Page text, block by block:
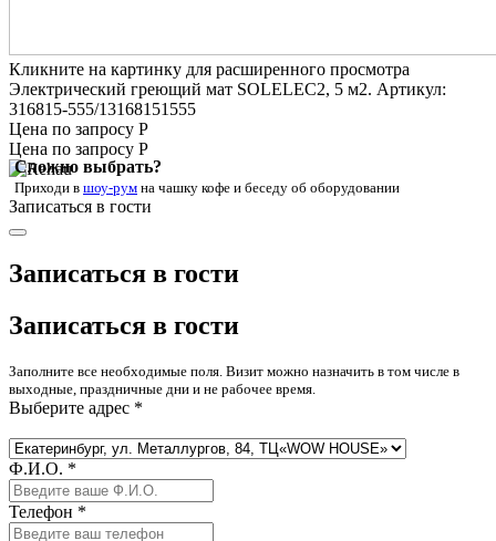
Кликните на картинку для расширенного просмотра
Электрический греющий мат SOLELEC2, 5 м2. Артикул:
316815-555/13168151555
Цена по запросу Р
Цена по запросу Р
Сложно выбрать?
Приходи в шоу-рум на чашку кофе и беседу об оборудовании
Записаться в гости
Записаться в гости
Записаться в гости
Заполните все необходимые поля. Визит можно назначить в том числе в
выходные, праздничные дни и не рабочее время.
Выберите адрес *
Ф.И.О. *
Телефон *